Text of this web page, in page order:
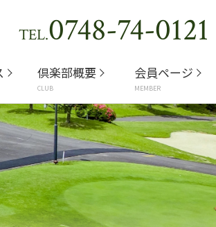
TEL.0748-74-0121
倶楽部概要
CLUB
会員ページ
MEMBER